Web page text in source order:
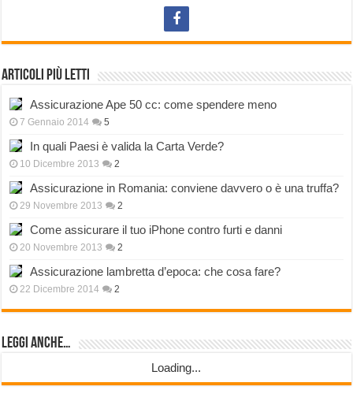
Articoli più letti
Assicurazione Ape 50 cc: come spendere meno
7 Gennaio 2014 5
In quali Paesi è valida la Carta Verde?
10 Dicembre 2013 2
Assicurazione in Romania: conviene davvero o è una truffa?
29 Novembre 2013 2
Come assicurare il tuo iPhone contro furti e danni
20 Novembre 2013 2
Assicurazione lambretta d’epoca: che cosa fare?
22 Dicembre 2014 2
Leggi anche…
Loading...